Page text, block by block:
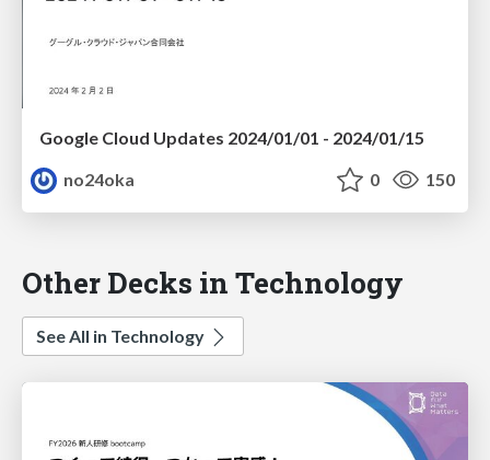
Google Cloud Updates 2024/01/01 - 2024/01/15
no24oka
0 150
Other Decks in Technology
See All in Technology